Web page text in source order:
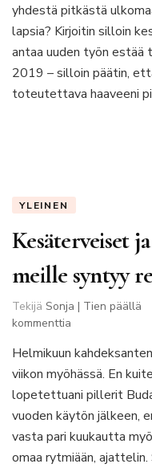
reissulle,
mutta
tuleekin
vauva
yhdestä pitkästä
lapsia? Kirjoitin silloin
antaa uuden työn estää
2019 – silloin päätin,
toteutettava haaveeni
YLEINEN
Kesäterveiset
meille syntyy
Tekijä Sonja | Tien päällä
kommenttia
ja
paljastus
syksystä:
syntyy
reissukaveri!
Helmikuun
viikon myöhässä. En
lopetettuani pillerit
vuoden käytön jälkeen,
vasta pari kuukautta
omaa rytmiään,